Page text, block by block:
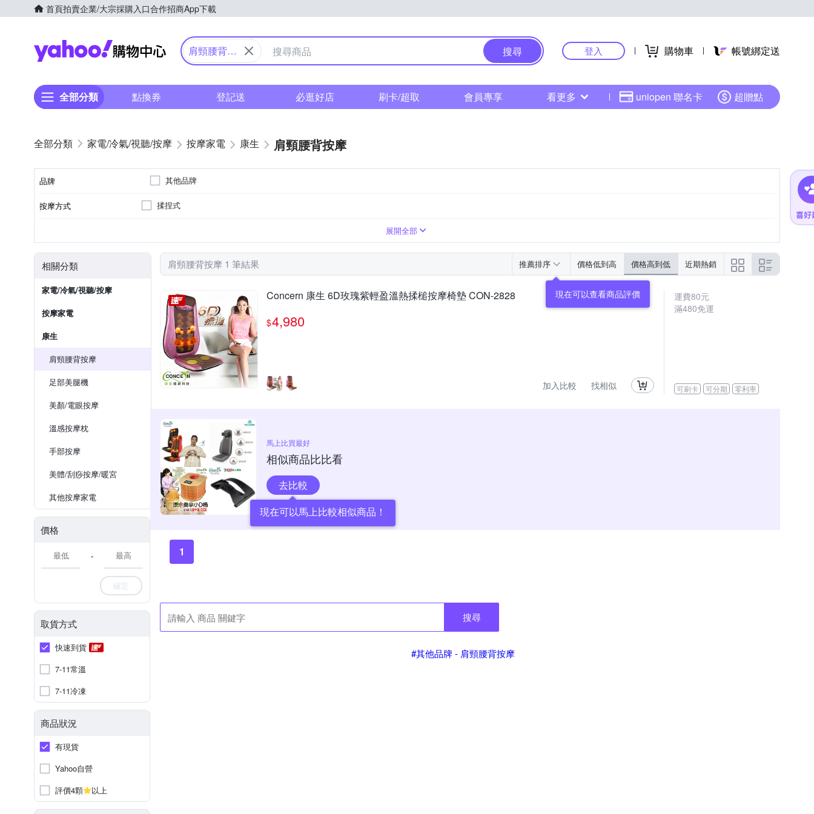
首頁拍賣企業/大宗採購入口合作招商App下載
Yahoo購物中心
肩頸腰背按
搜尋 登入 購物車 帳號綁定送
全部分類 點換券 登記送 必逛好店 刷卡/超取 會員專享 看更多 uniopen 聯名卡 超贈點
家電/冷氣/視聽/按摩 按摩家電 康生 肩頸腰背按摩
品牌 其他品牌
按摩方式 揉捏式
展開全部
相關分類
家電/冷氣/視聽/按摩
按摩家電
康生
肩頸腰背按摩
足部美腿機
美顏/電眼按摩
溫感按摩枕
手部按摩
美體/刮痧按摩/暖宮
其他按摩家電
價格
-
確定
取貨方式
快速到貨
7-11常溫
7-11冷凍
商品狀況
有現貨
Yahoo自營
評價4顆
以上
肩頸腰背按摩 1 筆結果 推薦排序 價格低到高 價格高到低 近期熱銷
現在可以查看商品評價
Concern 康生 6D玫瑰紫輕盈溫熱揉槌按摩椅墊 CON-2828
$4,980
加入比較 找相似
運費80元
滿480免運
可刷卡 可分期 零利率
馬上比買最好
相似商品比比看
去比較
現在可以馬上比較相似商品！
1
搜尋
#其他品牌 - 肩頸腰背按摩